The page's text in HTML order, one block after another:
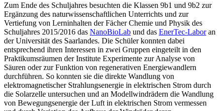
Zum Ende des Schuljahres besuchten die Klassen 9b1 und 9b2 zur
Ergänzung des naturwissenschaftlichen Unterrichts und zur
Vertiefung von Lerninhalten der Fächer Chemie und Physik des
Schuljahres 2015/2016 das NanoBioLab und das EnerTec-Laboran
der Universität des Saarlandes. Die Schüler konnten dabei
entsprechend ihren Interessen in zwei Gruppen eingeteilt in den
Praktikumsräumen der Institute Experimente zur Analyse von
Säuren oder zur Funktion von regenerativen Energiewandlern
durchführen. So konnten sie die direkte Wandlung von
elektromagnetischer Strahlungsenergie in elektrischen Strom durch
die Solarzelle untersuchen und an Modellwindrädern die Wandlung
von Bewegungsenergie der Luft in elektrischen Strom vermessen